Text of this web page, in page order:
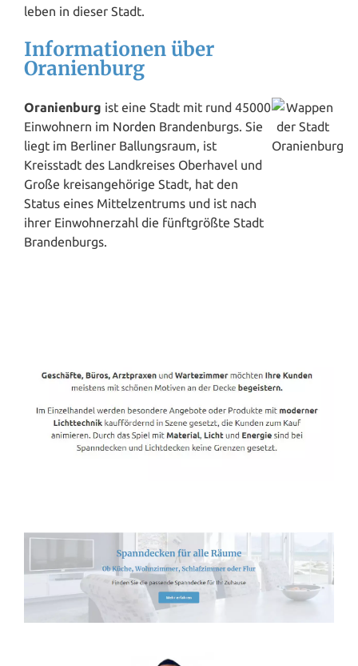
leben in dieser Stadt.
Informationen über
Oranienburg
Oranienburg ist eine Stadt mit rund 45000
Einwohnern im Norden Brandenburgs. Sie
liegt im Berliner Ballungsraum, ist
Kreisstadt des Landkreises Oberhavel und
Große kreisangehörige Stadt, hat den
Status eines Mittelzentrums und ist nach
ihrer Einwohnerzahl die fünftgrößte Stadt
Brandenburgs.